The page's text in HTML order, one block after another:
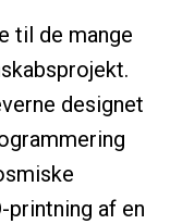
til de mange
designet
af en